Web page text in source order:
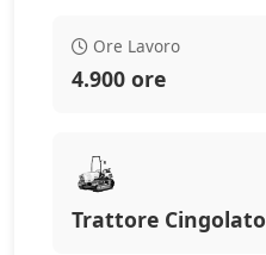
Ore Lavoro
4.900 ore
Trattore Cingolato